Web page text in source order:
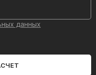
данных